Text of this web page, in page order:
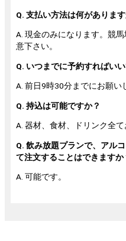
Q. 支払い方法は何があります
A. 現金のみになります。競
意下さい。
Q. いつまでに予約すればい
A. 前日9時30分までにお願い
Q. 持込は可能ですか？
A. 器材、食材、ドリンク全て
Q. 飲み放題プランで、アル
て注文することはできますか
A. 可能です。